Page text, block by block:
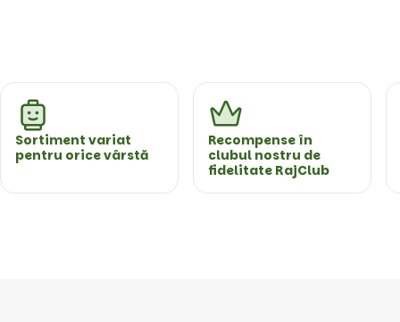
Sortiment variat
pentru orice vârstă
Recompense în
clubul nostru de
fidelitate RajClub